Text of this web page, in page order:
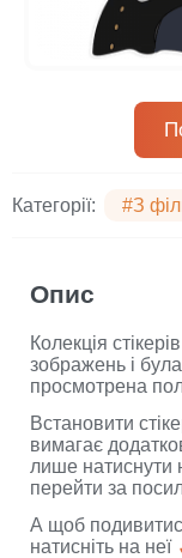
Категорії: #З
Опис
Колекція
зображень і
просмотрена
Встановити
вимагає
лише натиснути
перейти за
А щоб
натисніть на неї